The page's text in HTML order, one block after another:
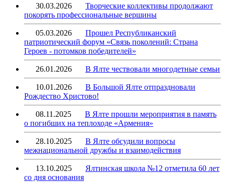
30.03.2026
Творческие коллективы продолжают
покорять профессиональные вершины
05.03.2026
Прошел Республиканский
патриотический форум «Связь поколений: Страна
Героев - потомков победителей»
26.01.2026 В Ялте чествовали многодетные семьи
10.01.2026
В Большой Ялте отпраздновали
Рождество Христово!
08.11.2025
В Ялте прошли мероприятия в память
о погибших на теплоходе «Армения»
28.10.2025
В Ялте обсудили вопросы
межнациональной дружбы и взаимодействия
13.10.2025
Ялтинская школа №12 отметила 60 лет
со дня основания